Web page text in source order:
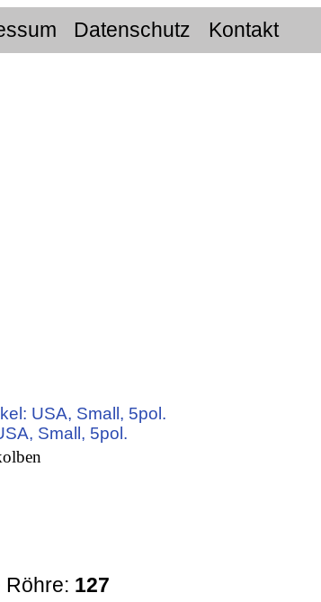
Datenschutz Kontakt
USA, Small, 5pol.
Small, 5pol.
Röhre: 127